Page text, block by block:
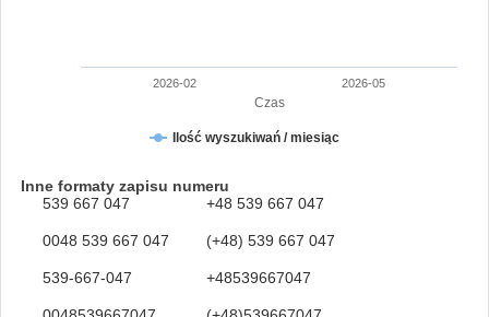
Czas
Ilość wyszukiwań / miesiąc
2026-02 2026-05
Inne formaty zapisu numeru
539 667 047
+48 539 667 047
0048 539 667 047 (+48) 539 667 047
539-667-047 +48539667047